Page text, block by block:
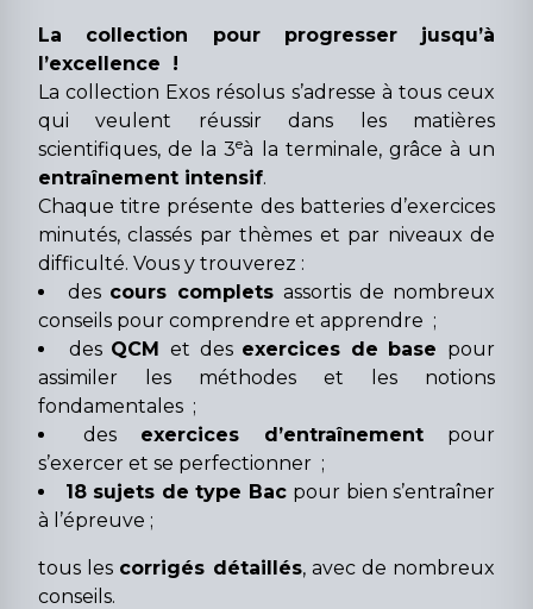
La collection pour progresser jusqu’à
l’excellence !
La collection Exos résolus s’adresse à tous ceux
qui veulent réussir dans les matières
scientifiques, de la 3eà la terminale, grâce à un
entraînement intensif.
Chaque titre présente des batteries d’exercices
minutés, classés par thèmes et par niveaux de
difficulté. Vous y trouverez :
des cours complets assortis de nombreux
conseils pour comprendre et apprendre ;
des QCM et des exercices de base pour
assimiler les méthodes et les notions
fondamentales ;
des exercices d’entraînement pour
s’exercer et se perfectionner ;
18 sujets de type Bac pour bien s’entraîner
à l’épreuve ;
tous les corrigés détaillés, avec de nombreux
conseils.